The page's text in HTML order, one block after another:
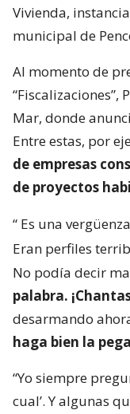
Vivienda,
municipal de
Al momento de
“Fiscalizaciones”,
Mar, donde
Entre estas, por
de empresas
de proyectos
“ Es una
Eran perfiles
No podía decir
palabra.
desarmando
haga bien la pega
“Yo siempre
cual’. Y algunas